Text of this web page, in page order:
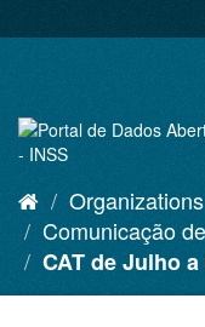
to
Organizations
Comunicação
CAT de Julho